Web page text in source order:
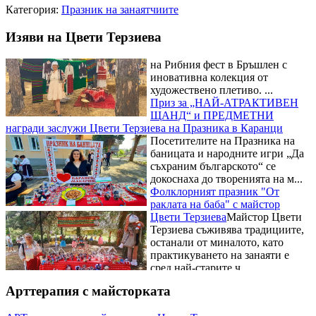
Категория: Празник на занаятчиите
Изяви на Цвети Терзиева
превърна Рибния фест в
Терзиева омагьоса посетителите
иновативна колекция от
художествено плетиво. ...
Приз за „НАЙ-АТРАКТИВЕН
ЩАНД“ и ПРЕДМЕТНИ
награди заслужи Цвети Терзиева на Празника в Каранци
Посетителите на Празника на
баницата и народните игри „Да
съхраним българското“ се
докоснаха до творенията на м...
Фолклорният празник "От
раклата на баба" с майстор
Цвети ТерзиеваМайстор Цвети
Терзиева съживява традициите,
останали от миналото, като
практикуването на занаяти е
сред най-старите ч...
Рибните изкушения на
майстор Цвети Терзиева
Арттерапия с майсторката